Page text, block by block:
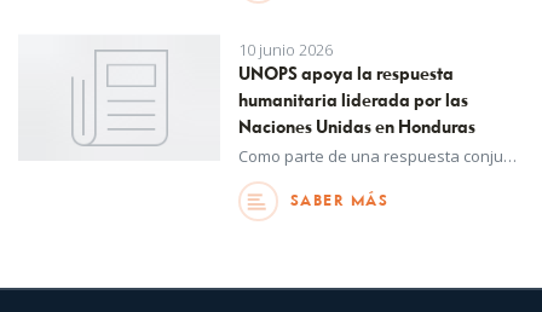
10 junio 2026
UNOPS apoya la respuesta
humanitaria liderada por las
Naciones Unidas en Honduras
Como parte de una respuesta conjunta, UNOPS mejorará el acceso a servicios de atención médica vitales para más de 224.000 personas en algunas de las comunidades más vulnerables del país.
SABER MÁS